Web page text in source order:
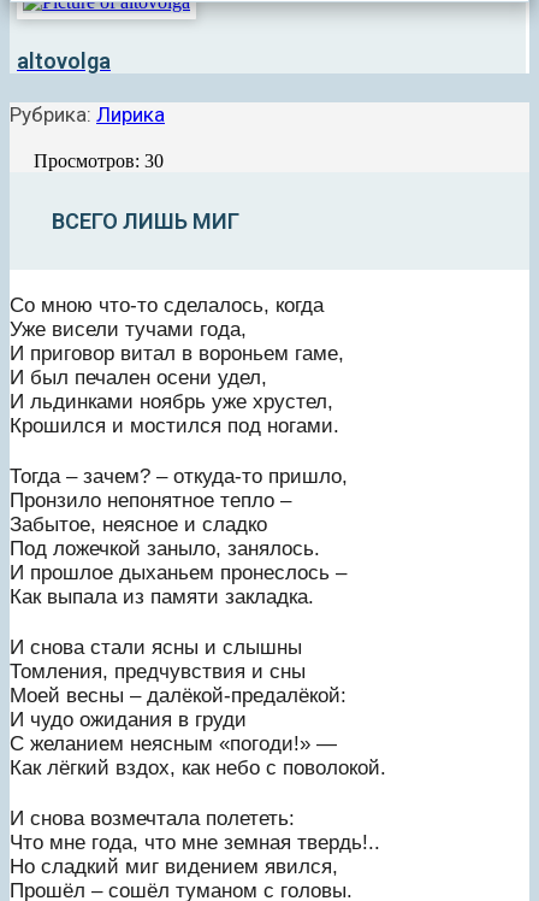
altovolga
Рубрика: Лирика
Просмотров: 30
ВСЕГО ЛИШЬ МИГ
Со мною что-то сделалось, когда
Уже висели тучами года,
И приговор витал в вороньем гаме,
И был печален осени удел,
И льдинками ноябрь уже хрустел,
Крошился и мостился под ногами.
Тогда – зачем? – откуда-то пришло,
Пронзило непонятное тепло –
Забытое, неясное и сладко
Под ложечкой заныло, занялось.
И прошлое дыханьем пронеслось –
Как выпала из памяти закладка.
И снова стали ясны и слышны
Томления, предчувствия и сны
Моей весны – далёкой-предалёкой:
И чудо ожидания в груди
С желанием неясным «погоди!» —
Как лёгкий вздох, как небо с поволокой.
И снова возмечтала полететь:
Что мне года, что мне земная твердь!..
Но сладкий миг видением явился,
Прошёл – сошёл туманом с головы.